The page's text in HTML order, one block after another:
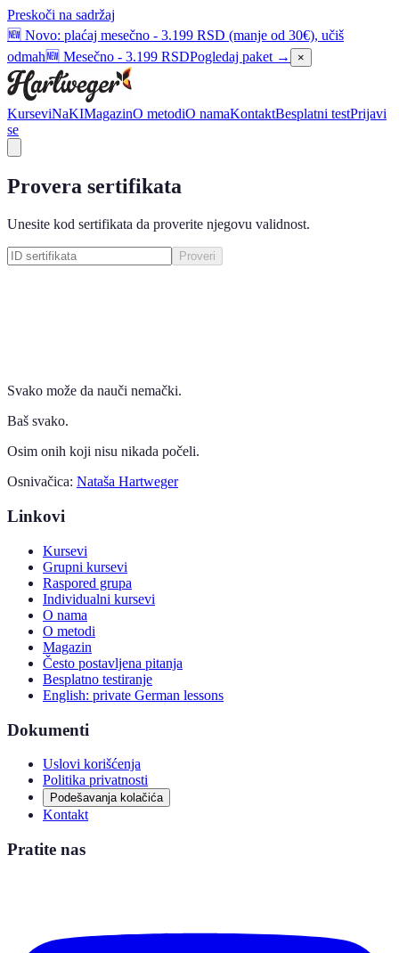
Preskoči na sadržaj
🆕 Novo: plaćaj mesečno - 3.199 RSD (manje od 30€), učiš
odmah🆕 Mesečno - 3.199 RSDPogledaj paket → ×
KurseviNaKIMagazinO metodiO namaKontaktBesplatni testPrijavi
se
Provera sertifikata
Unesite kod sertifikata da proverite njegovu validnost.
Proveri
Svako može da nauči nemački.
Baš svako.
Osim onih koji nisu nikada počeli.
Osnivačica: Nataša Hartweger
Linkovi
Kursevi
Grupni kursevi
Raspored grupa
Individualni kursevi
O nama
O metodi
Magazin
Često postavljena pitanja
Besplatno testiranje
English: private German lessons
Dokumenti
Uslovi korišćenja
Politika privatnosti
Podešavanja kolačića
Kontakt
Pratite nas